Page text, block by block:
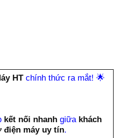
HTchính thức ra mắt! 🌟
kết nối nhanhgiữa khách
điện máy uy tín.